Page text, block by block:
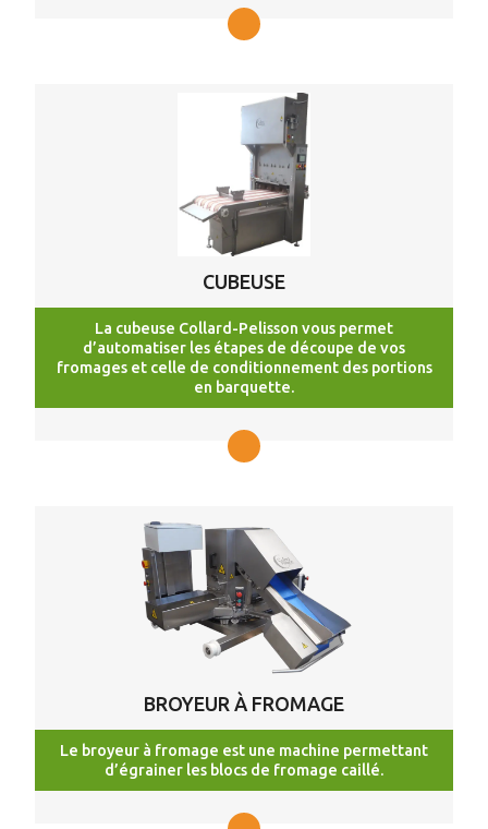
CUBEUSE
La cubeuse Collard-Pelisson vous permet
d’automatiser les étapes de découpe de vos
fromages et celle de conditionnement des portions
en barquette.
BROYEUR À FROMAGE
Le broyeur à fromage est une machine permettant
d’égrainer les blocs de fromage caillé.